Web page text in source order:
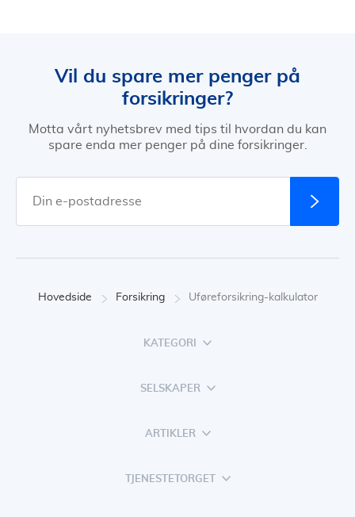
Vil du spare mer penger på
forsikringer?
Motta vårt nyhetsbrev med tips til hvordan du kan
spare enda mer penger på dine forsikringer.
Hovedside Forsikring Uføreforsikring-kalkulator
KATEGORI
SELSKAPER
ARTIKLER
TJENESTETORGET